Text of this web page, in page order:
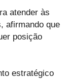
atender às
afirmando que
posição
estratégico